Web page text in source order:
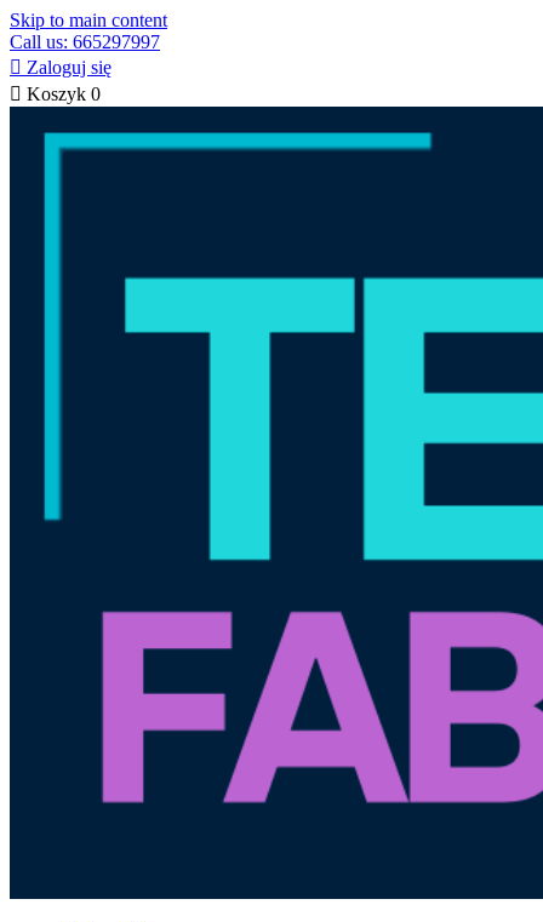
Skip to main content
Call us: 665297997
 Zaloguj się
 Koszyk 0